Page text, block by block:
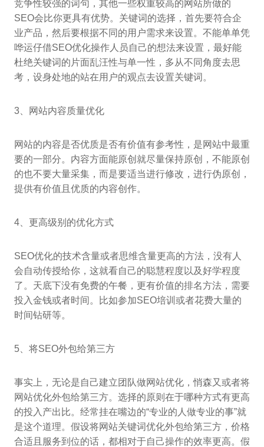
竞争性较强的词句，其他一些权重较高的网站所做的
SEO会比你更具有优势。关键词的选择，首先要符合企
业产品，然后要根据不同的用户需求来设置。不能单单凭
哗运仔借SEO优化操作人员自己的想法来设置，最好能
杜绝关键词的片面乱汪性与单一性，多从不同角度去思
考，设身处地的站在用户的观点去设置关键词。
3、网站内容质量优化
网站的内容是否优质是否有价值有参考性，是网站中最重
要的一部分。内容方面能原创就尽量保持原创，不能原创
的也不要大量采集，而是要适当进行修改，进行伪原创，
提供有价值且优质的内容创作。
4、更高级别的优化方式
SEO优化的技术含量或者思维含量更高的方法，没有人
会自动传授给你，这就看自己的聪慧程度以及好学程度
了。天底下没有免费的午餐，更有价值的排名方法，需要
投入金钱或者时间。比如参加SEO培训或者花费大量的
时间钻研等。
5、将SEO外包给第三方
事实上，无论是自己建立团队做网站优化，悄森又或者将
网站优化外包给第三方。选择的原则在于哪种方式有更高
的投入产出比。经常挂在嘴边的“专业的人做专业的事”就
是这个道理。假设将网站关键词优化外包给第三方，价格
合适且服务到位的话，都相对于自己操作的效率更高。假